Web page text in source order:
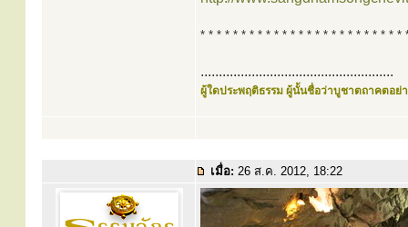
* * * * * * * * * * * * * * * * * * * * * * * * *
.....................................................
ผู้ใดประพฤติธรรม ผู้นั้นชื่อว่าบูชาตถาคตอย่า
เมื่อ: 26 ส.ค. 2012, 18:22